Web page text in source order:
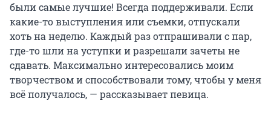
были самые лучшие! Всегда поддерживали. Если
какие-то выступления или съемки, отпускали
хоть на неделю. Каждый раз отпрашивали с пар,
где-то шли на уступки и разрешали зачеты не
сдавать. Максимально интересовались моим
творчеством и способствовали тому, чтобы у меня
всё получалось, — рассказывает певица.